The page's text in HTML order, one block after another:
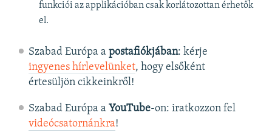
funkciói az applikációban csak korlátozottan érhetők
el.
Szabad Európa a postafiókjában: kérje
ingyenes hírlevelünket, hogy elsőként
értesüljön cikkeinkről!
Szabad Európa a YouTube-on: iratkozzon fel
videócsatornánkra!